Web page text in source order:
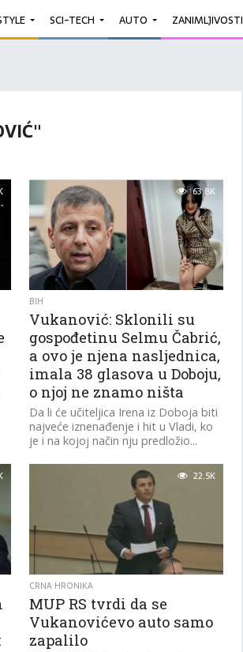
SCI-TECH AUTO ZANIMLJIVOSTI
63.8K
BIH
Vukanović: Sklonili su
gospođetinu Selmu Čabrić,
a ovo je njena nasljednica,
imala 38 glasova u Doboju,
o njoj ne znamo ništa
Da li će učiteljica Irena iz Doboja biti
najveće iznenađenje i hit u Vladi, ko
je i na kojoj način nju predložio...
22.5K
CRNA HRONIKA
MUP RS tvrdi da se
Vukanovićevo auto samo
zapalilo